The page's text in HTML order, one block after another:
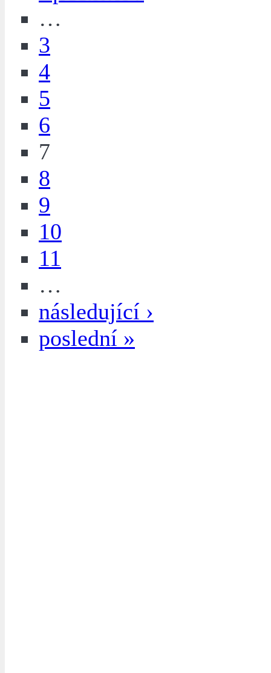
…
3
4
5
6
7
8
9
10
11
…
následující ›
poslední »